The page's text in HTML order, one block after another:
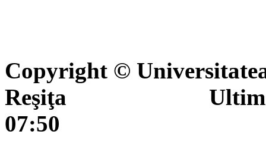
Copyright ©
Reşiţa Ultima
07:50